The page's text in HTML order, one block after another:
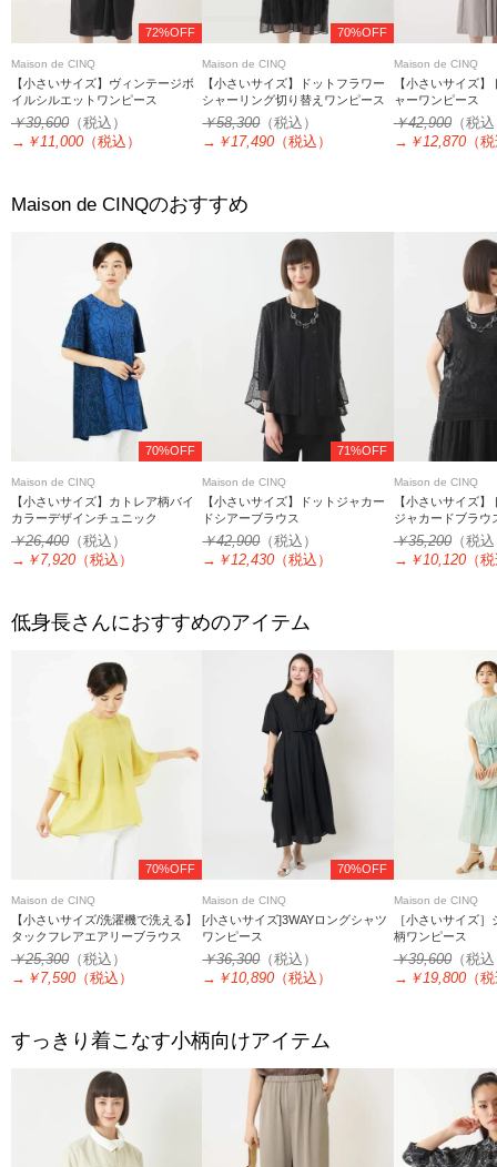
72%OFF
Maison de CINQ
【小さいサイズ】ヴィンテージボ
イルシルエットワンピース
￥39,600 （税込）
→ ￥11,000 （税込）
70%OFF
Maison de CINQ
【小さいサイズ】ドットフラワー
シャーリング切り替えワンピース
￥58,300（税込）
→ ￥17,490 （税込）
Maison de CINQ
【小さいサイズ
ャーワンピース
￥42,900（税
→ ￥12,870（
Maison de CINQのおすすめ
70%OFF
Maison de CINQ
【小さいサイズ】カトレア柄バイ
カラーデザインチュニック
￥26,400 （税込）
→ ￥7,920 （税込）
71%OFF
Maison de CINQ
【小さいサイズ】ドットジャカー
ドシアーブラウス
￥42,900（税込）
→ ￥12,430 （税込）
Maison de CINQ
【小さいサイズ
ジャカードブラウ
￥35,200（税
→ ￥10,120（
低身長さんにおすすめのアイテム
70%OFF
Maison de CINQ
【小さいサイズ/洗濯機で洗える】
タックフレアエアリーブラウス
￥25,300 （税込）
→ ￥7,590 （税込）
70%OFF
Maison de CINQ
[小さいサイズ]3WAYロングシャツ
ワンピース
￥36,300（税込）
→ ￥10,890 （税込）
Maison de CINQ
［小さいサイズ
柄ワンピース
￥39,600（税
→ ￥19,800（
すっきり着こなす小柄向けアイテム